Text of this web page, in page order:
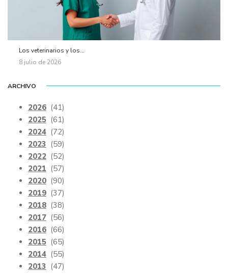
Los veterinarios y los...
8 julio de 2026
ARCHIVO
2026 (41)
2025 (61)
2024 (72)
2023 (59)
2022 (52)
2021 (57)
2020 (90)
2019 (37)
2018 (38)
2017 (56)
2016 (66)
2015 (65)
2014 (55)
2013 (47)